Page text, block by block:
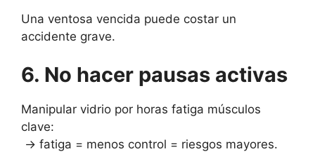
Una ventosa vencida puede costar un
accidente grave.
6. No hacer pausas activas
Manipular vidrio por horas fatiga músculos
clave:
→ fatiga = menos control = riesgos mayores.